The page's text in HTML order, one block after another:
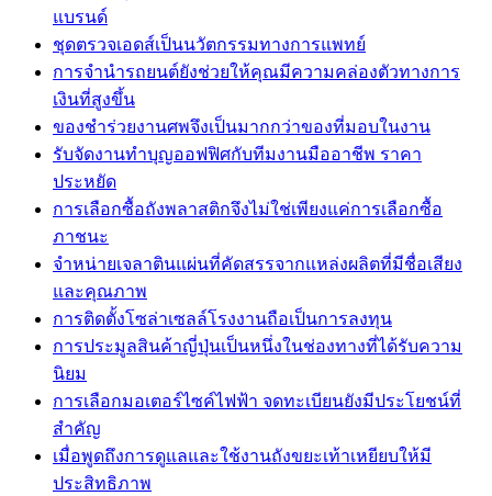
แบรนด์
ชุดตรวจเอดส์เป็นนวัตกรรมทางการแพทย์
การจำนำรถยนต์ยังช่วยให้คุณมีความคล่องตัวทางการ
เงินที่สูงขึ้น
ของชำร่วยงานศพจึงเป็นมากกว่าของที่มอบในงาน
รับจัดงานทำบุญออฟฟิศกับทีมงานมืออาชีพ ราคา
ประหยัด
การเลือกซื้อถังพลาสติกจึงไม่ใช่เพียงแค่การเลือกซื้อ
ภาชนะ
จำหน่ายเจลาตินแผ่นที่คัดสรรจากแหล่งผลิตที่มีชื่อเสียง
และคุณภาพ
การติดตั้งโซล่าเซลล์โรงงานถือเป็นการลงทุน
การประมูลสินค้าญี่ปุ่นเป็นหนึ่งในช่องทางที่ได้รับความ
นิยม
การเลือกมอเตอร์ไซค์ไฟฟ้า จดทะเบียนยังมีประโยชน์ที่
สำคัญ
เมื่อพูดถึงการดูแลและใช้งานถังขยะเท้าเหยียบให้มี
ประสิทธิภาพ